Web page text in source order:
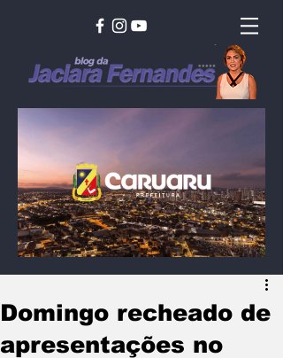
Domingo recheado de
apresentações no